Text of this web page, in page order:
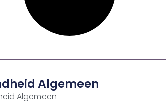
Algemeen
Algemeen